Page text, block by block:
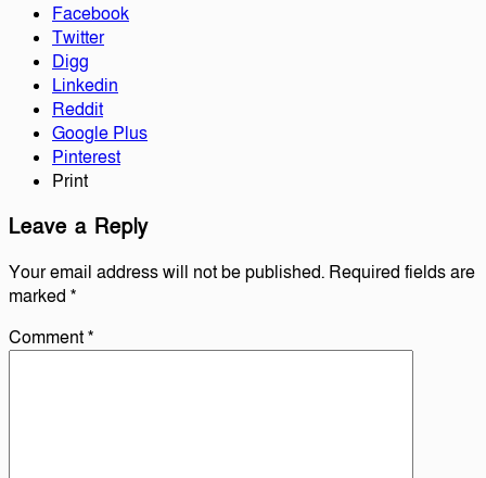
Facebook
Twitter
Digg
Linkedin
Reddit
Google Plus
Pinterest
Print
Leave a Reply
Your email address will not be published. Required fields are
marked *
Comment*